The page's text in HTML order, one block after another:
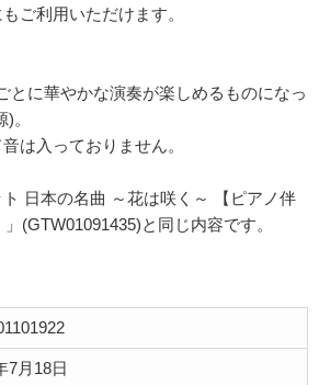
ご利用いただけます。
とに華やかな演奏が楽しめるものになっ
。
は入っておりません。
日本の名曲 ～花は咲く～ 【ピアノ伴
(GTW01091435)と同じ内容です。
7月18日